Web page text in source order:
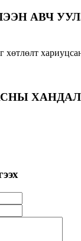
АВЧ
хөтлөлт